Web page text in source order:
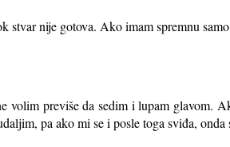
stvar nije gotova. Ako imam spremnu
volim previše da sedim i lupam glavom.
pa ako mi se i posle toga sviđa,